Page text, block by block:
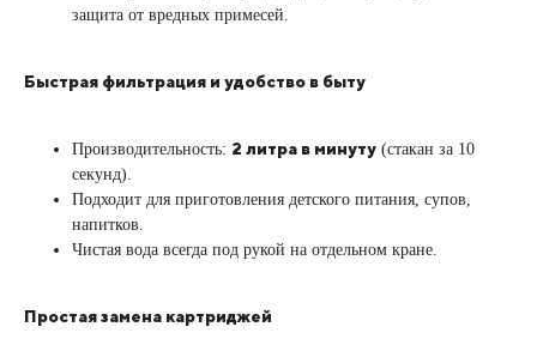
защита от вредных примесей.
Быстрая фильтрация и удобство в быту
Производительность: 2 литра в минуту (стакан за 10
секунд).
Подходит для приготовления детского питания, супов,
напитков.
Чистая вода всегда под рукой на отдельном кране.
Простая замена картриджей